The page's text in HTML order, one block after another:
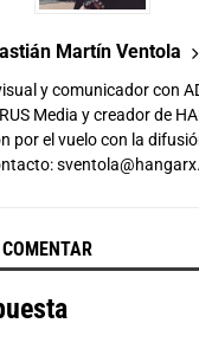
Martín Ventola
y comunicador con
Media y creador de
por el vuelo con la